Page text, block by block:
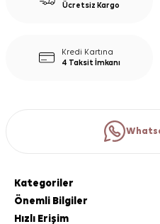
Ücretsiz Kargo
Kredi Kartına
4 Taksit İmkanı
Kategoriler
Önemli Bilgiler
Hızlı Erişim